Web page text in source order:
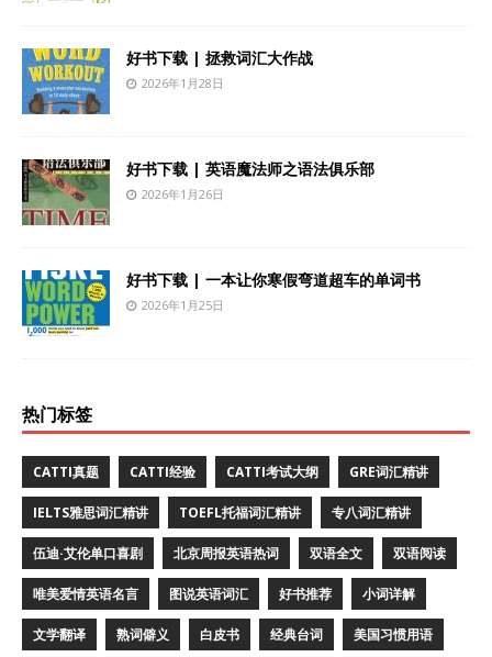
好书下载 | 拯救词汇大作战
2026年1月28日
好书下载 | 英语魔法师之语法俱乐部
2026年1月26日
好书下载 | 一本让你寒假弯道超车的单词书
2026年1月25日
热门标签
CATTI真题 CATTI经验 CATTI考试大纲 GRE词汇精讲
IELTS雅思词汇精讲 TOEFL托福词汇精讲 专八词汇精讲
伍迪·艾伦单口喜剧 北京周报英语热词 双语全文 双语阅读
唯美爱情英语名言 图说英语词汇 好书推荐 小词详解
文学翻译 熟词僻义 白皮书 经典台词 美国习惯用语